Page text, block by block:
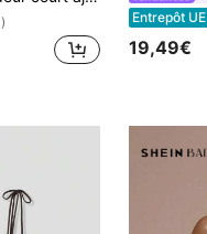
Entrepôt UE
19,49€